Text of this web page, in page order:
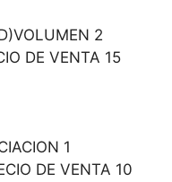
2
DE VENTA 15
1
DE VENTA 10